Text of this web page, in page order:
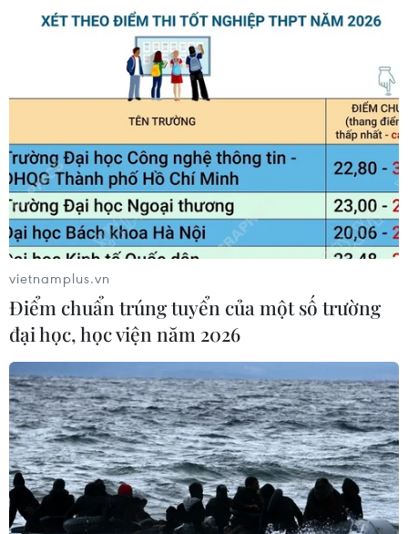
vietnamplus.vn
Điểm chuẩn trúng tuyển của một số trường
đại học, học viện năm 2026